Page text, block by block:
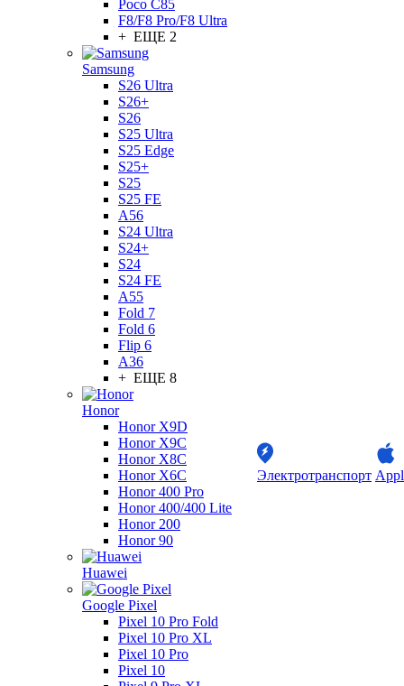
Poco C85
F8/F8 Pro/F8 Ultra
+ ЕЩЕ 2
Samsung
S26 Ultra
S26+
S26
S25 Ultra
S25 Edge
S25+
S25
S25 FE
A56
S24 Ultra
S24+
S24
S24 FE
A55
Fold 7
Fold 6
Flip 6
A36
+ ЕЩЕ 8
Honor
Honor X9D
Honor X9C
Honor X8C
Honor X6C
Honor 400 Pro
Honor 400/400 Lite
Honor 200
Honor 90
Huawei
Google Pixel
Pixel 10 Pro Fold
Pixel 10 Pro XL
Pixel 10 Pro
Pixel 10
Электротранспорт